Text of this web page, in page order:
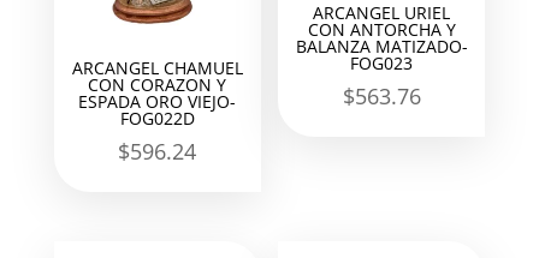
ARCANGEL CHAMUEL
CON CORAZON Y
ESPADA ORO VIEJO-
FOG022D
$596.24
ARCANGEL URIEL
CON ANTORCHA Y
BALANZA MATIZADO-
FOG023
$563.76